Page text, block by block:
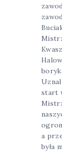
start
a
była